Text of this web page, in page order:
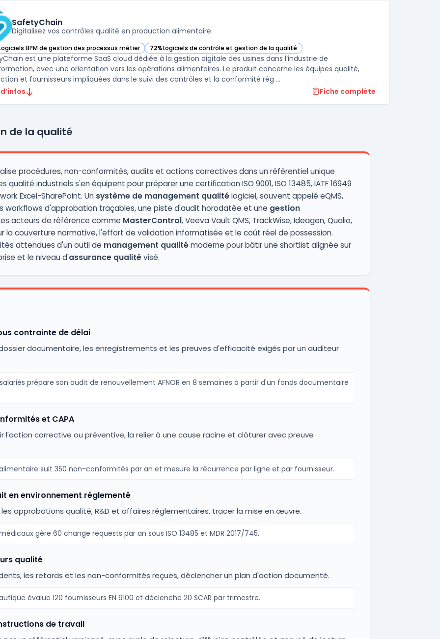
SafetyChain
Digitalisez vos contrôles qualité en production alimentaire
BPM de gestion des processus métier
SafetyChain dans cette catégorie 72%Logiciels de contrôle et gestion de la qualité
— voir SafetyChain dans cette catégorie
est une plateforme SaaS cloud dédiée à la gestion digitale des usines dans l’industrie de
avec une orientation vers les opérations alimentaires. Le produit concerne les équipes qualité,
et fournisseurs impliquées dans le suivi des contrôles et la conformité rég ...
Fiche complète
de la qualité
procédures, non-conformités, audits et actions correctives dans un référentiel unique
qualité industriels s'en équipent pour préparer une certification ISO 9001, ISO 13485, IATF 16949
Excel-SharePoint. Un système de management qualitélogiciel, souvent appelé eQMS,
workflows d'approbation traçables, une piste d'audit horodatée et une gestion
acteurs de référence comme MasterControl, Veeva Vault QMS, TrackWise, Ideagen, Qualio,
la couverture normative, l'effort de validation informatisée et le coût réel de possession.
attendues d'un outil de management qualitémoderne pour bâtir une shortlist alignée sur
et le niveau d'assurance qualitévisé.
contrainte de délai
documentaire, les enregistrements et les preuves d'efficacité exigés par un auditeur
prépare son audit de renouvellement AFNOR en 8 semaines à partir d'un fonds documentaire
et CAPA
l'action corrective ou préventive, la relier à une cause racine et clôturer avec preuve
suit 350 non-conformités par an et mesure la récurrence par ligne et par fournisseur.
en environnement réglementé
approbations qualité, R&D et affaires réglementaires, tracer la mise en œuvre.
gère 60 change requests par an sous ISO 13485 et MDR 2017/745.
qualité
les retards et les non-conformités reçues, déclencher un plan d'action documenté.
évalue 120 fournisseurs EN 9100 et déclenche 20 SCAR par trimestre.
de travail